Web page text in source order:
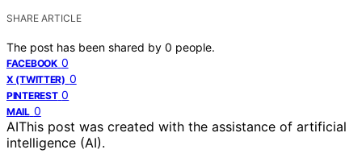
SHARE ARTICLE
The post has been shared by 0 people.
FACEBOOK 0
X (TWITTER) 0
PINTEREST 0
MAIL 0
AIThis post was created with the assistance of artificial
intelligence (AI).